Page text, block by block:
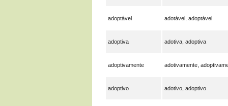
adoptável adotável, adoptável
adoptiva adotiva, adoptiva
adoptivamente adotivamente,
adoptivo adotivo, adoptivo